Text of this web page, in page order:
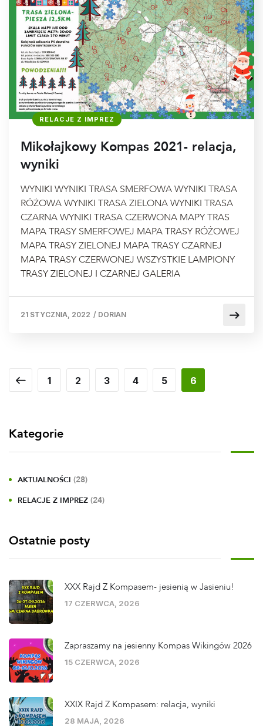
RELACJE Z IMPREZ
Mikołajkowy Kompas 2021- relacja,
wyniki
WYNIKI WYNIKI TRASA SMERFOWA WYNIKI TRASA
RÓŻOWA WYNIKI TRASA ZIELONA WYNIKI TRASA
CZARNA WYNIKI TRASA CZERWONA MAPY TRAS
MAPA TRASY SMERFOWEJ MAPA TRASY RÓŻOWEJ
MAPA TRASY ZIELONEJ MAPA TRASY CZARNEJ
MAPA TRASY CZERWONEJ WSZYSTKIE LAMPIONY
TRASY ZIELONEJ I CZARNEJ GALERIA
21 STYCZNIA, 2022 / DORIAN
1 2 3 4 5 6
Kategorie
AKTUALNOŚCI (28)
RELACJE Z IMPREZ (24)
Ostatnie posty
XXX Rajd Z Kompasem- jesienią w Jasieniu!
17 CZERWCA, 2026
Zapraszamy na jesienny Kompas Wikingów 2026
15 CZERWCA, 2026
XXIX Rajd Z Kompasem: relacja, wyniki
28 MAJA, 2026